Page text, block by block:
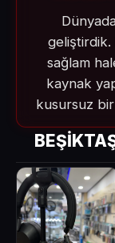
geliştirdik.
sağlam
kaynak
kusursuz